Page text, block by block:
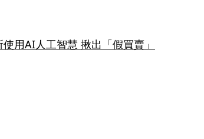
用AI人工智慧 揪出「假買賣」